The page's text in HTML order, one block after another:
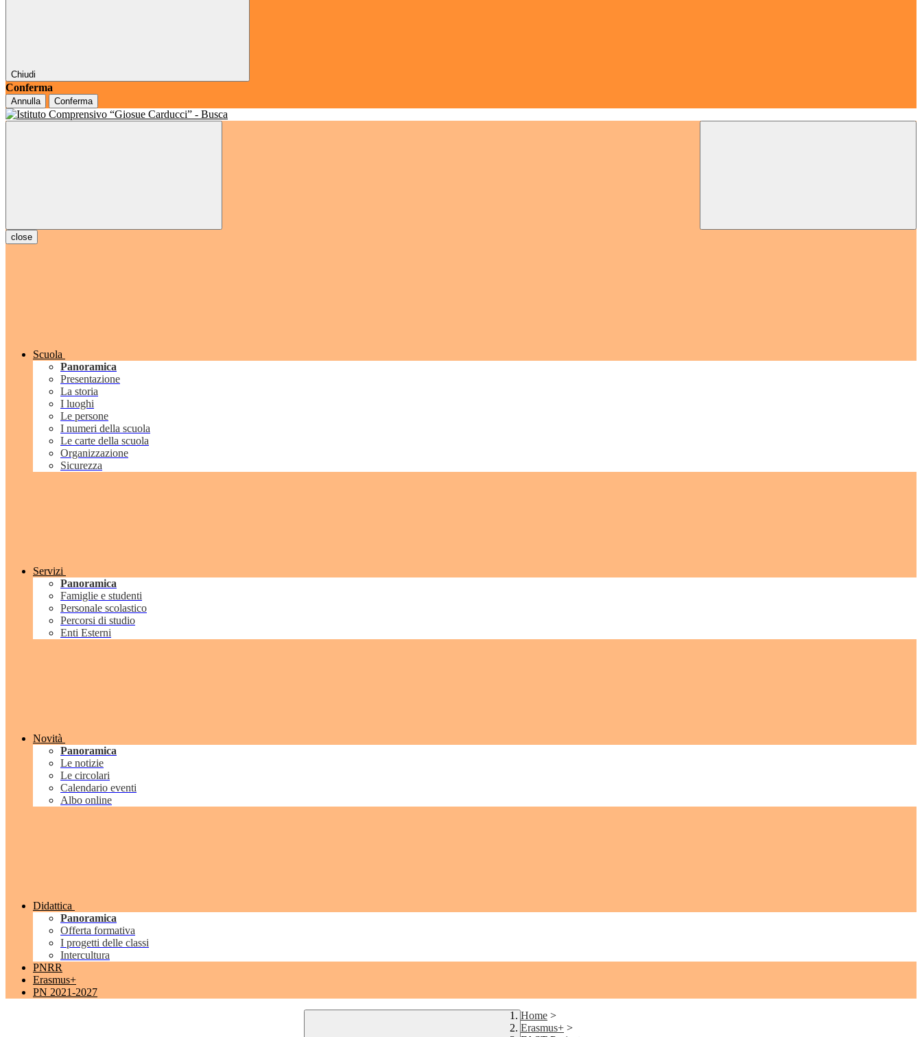
Chiudi
Conferma
Annulla Conferma
close
Scuola
Panoramica
Presentazione
La storia
I luoghi
Le persone
I numeri della scuola
Le carte della scuola
Organizzazione
Sicurezza
Servizi
Panoramica
Famiglie e studenti
Personale scolastico
Percorsi di studio
Enti Esterni
Novità
Panoramica
Le notizie
Le circolari
Calendario eventi
Albo online
Didattica
Panoramica
Offerta formativa
I progetti delle classi
Intercultura
PNRR
Erasmus+
PN 2021-2027
Home >
Erasmus+ >